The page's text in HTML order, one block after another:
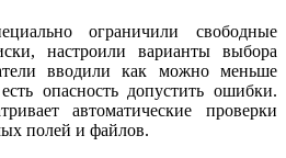
ограничили свободные
настроили варианты выбора
вводили как можно меньше
опасность допустить ошибки.
автоматические проверки
полей и файлов.